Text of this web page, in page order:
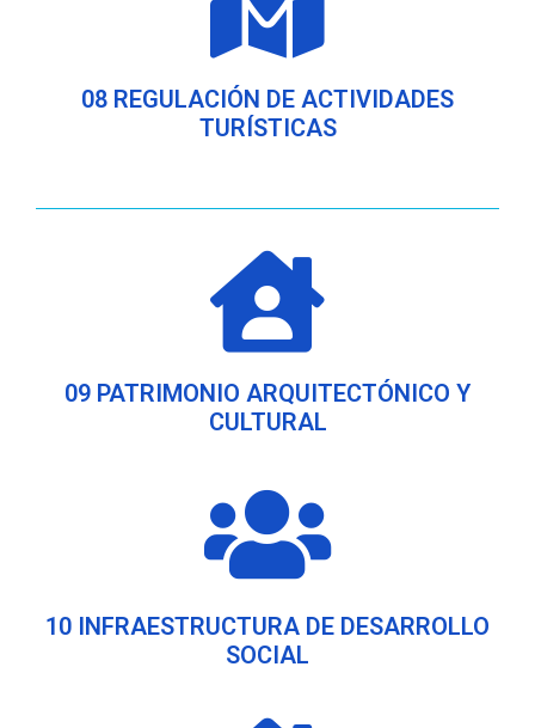
08 REGULACIÓN DE ACTIVIDADES
TURÍSTICAS
09 PATRIMONIO ARQUITECTÓNICO Y
CULTURAL
10 INFRAESTRUCTURA DE DESARROLLO
SOCIAL